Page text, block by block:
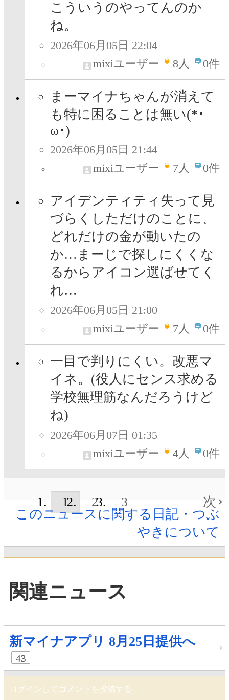
こういうのやってんのか
ね。
2026年06月05日 22:04
mixiユーザー
8人 0件
まーマイナちゃんが消えて
も特に困ることは無い(*･
ω･)
2026年06月05日 21:44
mixiユーザー
7人 0件
アイデンティティ失って見
づらくしただけのことに、
どれだけの金が動いたの
か…まーじで探しにくくな
るからアイコン選ばせてく
れ…
2026年06月05日 21:00
mixiユーザー
7人 0件
一目で判りにくい。改悪マ
イネ。(役人にセンス求める
学校無理筋なんだろうけど
ね)
2026年06月07日 01:35
mixiユーザー
4人 0件
1 2 3
次
このニュースに関する日記・つぶ
やきについて
関連ニュース
新マイナアプリ 8月25日提供へ
43
ログインしてコメントを投稿する